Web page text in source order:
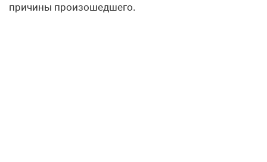
причины произошедшего.